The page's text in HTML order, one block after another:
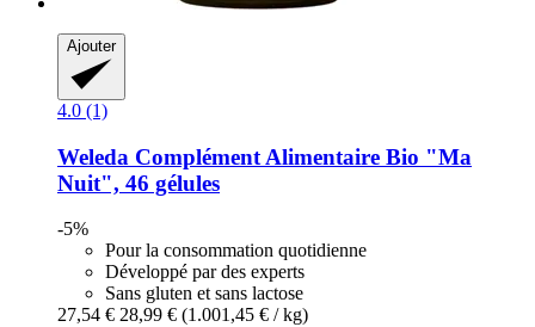
Ajouter
4.0 (1)
Weleda Complément Alimentaire Bio "Ma
Nuit", 46 gélules
-5%
Pour la consommation quotidienne
Développé par des experts
Sans gluten et sans lactose
27,54 € 28,99 € (1.001,45 € / kg)